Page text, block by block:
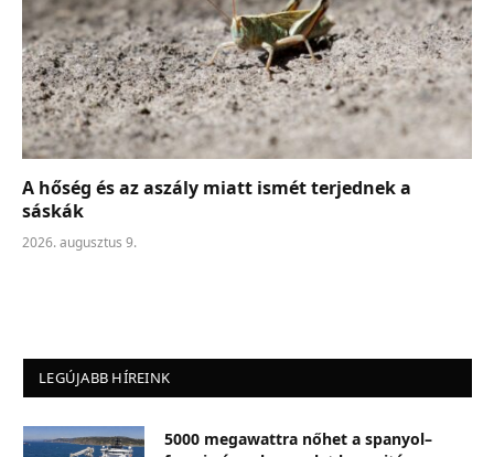
A hőség és az aszály miatt ismét terjednek a
sáskák
2026. augusztus 9.
LEGÚJABB HÍREINK
5000 megawattra nőhet a spanyol–